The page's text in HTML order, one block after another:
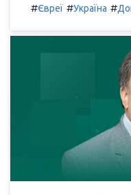
#Євреї #Україна #